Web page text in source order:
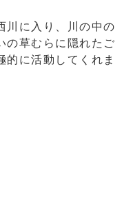
川に入り、川の中の
の草むらに隠れたご
に活動してくれま